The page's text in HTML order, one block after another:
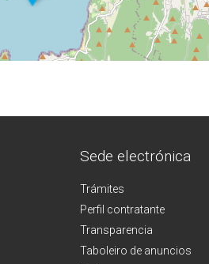
Sede electrónica
Trámites
Perfil contratante
Transparencia
Taboleiro de anuncios